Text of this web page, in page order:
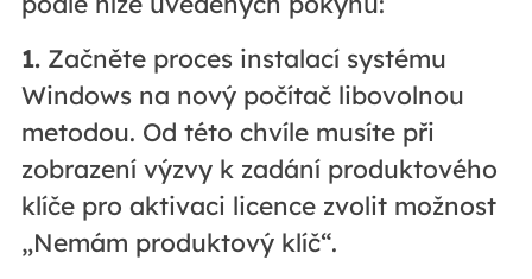
1.Začněte proces instalací systému
Windows na nový počítač libovolnou
metodou. Od této chvíle musíte při
zobrazení výzvy k zadání produktového
klíče pro aktivaci licence zvolit možnost
„Nemám produktový klíč“.